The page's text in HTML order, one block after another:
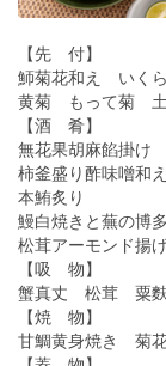
【先 付】
魳菊花和え いく
黄菊 もって菊 土
【酒 肴】
無花果胡麻餡掛け
柿釜盛り酢味噌
本鮪炙り
鰻白焼きと蕪の博
松茸アーモンド揚
【吸 物】
蟹真丈 松茸 粟
【焼 物】
甘鯛黄身焼き 菊